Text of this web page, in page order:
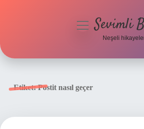
menüyüSevimli
Neşeli
Etiket:Postit nasıl geçer